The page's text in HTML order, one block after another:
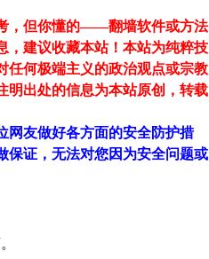
，但你懂的——翻墙软件或方法
建议收藏本站！ 本站为纯粹技
任何极端主义的政治观点或宗教
明出处的信息为本站原创，转载
网友做好各方面的安全防护措
保证，无法对您因为安全问题或